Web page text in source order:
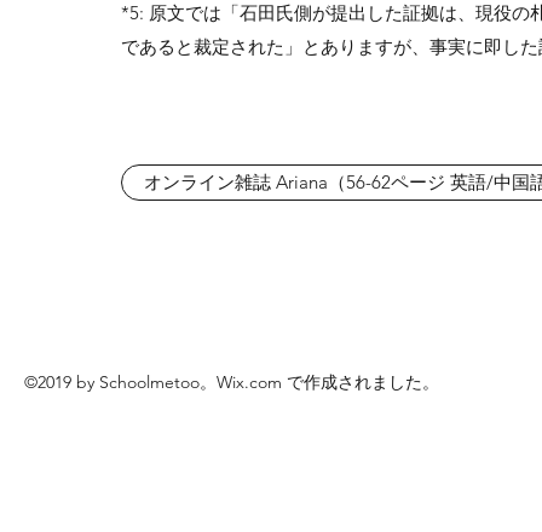
*5: 原文では「石田氏側が提出した証拠は、現役
であると裁定された」とありますが、事実に即し
オンライン雑誌 Ariana（56-62ページ 英語/中国
©2019 by Schoolmetoo。Wix.com で作成されました。